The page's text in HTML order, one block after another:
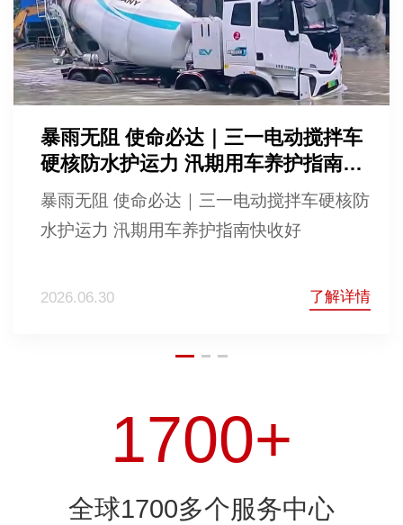
暴雨无阻 使命必达｜三一电动搅拌车
硬核防水护运力 汛期用车养护指南快
收好
暴雨无阻 使命必达｜三一电动搅拌车硬核防
水护运力 汛期用车养护指南快收好
2026.06.30 了解详情
1700+
全球1700多个服务中心